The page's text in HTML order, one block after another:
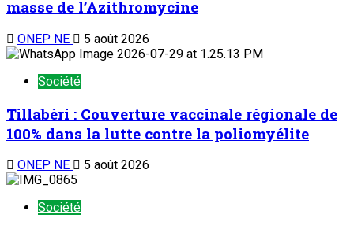
masse de l’Azithromycine
ONEP NE 5 août 2026
Société
Tillabéri : Couverture vaccinale régionale de
100% dans la lutte contre la poliomyélite
ONEP NE 5 août 2026
Société